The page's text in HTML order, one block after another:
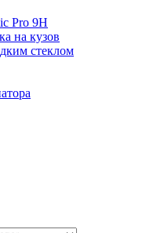
Pro 9H
на кузов
стеклом